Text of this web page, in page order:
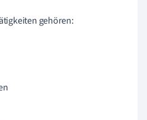
gehören: